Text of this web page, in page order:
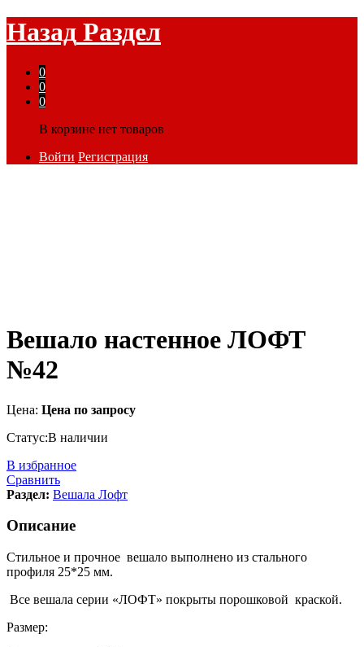
Назад Раздел
0
0
0
В корзине нет товаров
Войти Регистрация
Вешало настенное ЛОФТ
№42
Цена: Цена по запросу
Статус:В наличии
В избранное
Сравнить
Раздел: Вешала Лофт
Описание
Стильное и прочное вешало выполнено из стального
профиля 25*25 мм.
Все вешала серии «ЛОФТ» покрыты порошковой краской.
Размер: